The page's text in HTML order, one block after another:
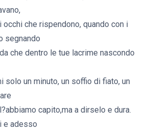
occhi che rispendono, quando con i
segnando
che dentro le tue lacrime nascondo
solo un minuto, un soffio di fiato, un
capito,ma a dirselo e dura.
e adesso